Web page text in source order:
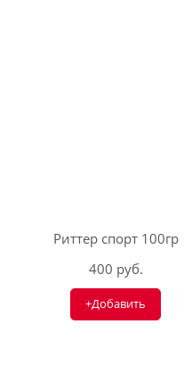
Риттер спорт 100гр
400 руб.
+Добавить